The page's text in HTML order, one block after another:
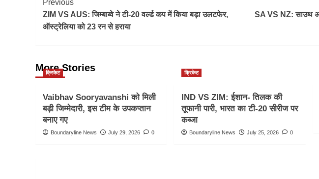
Post
Navigation
Previous
ZIM VS AUS: जिम्बाब्वे ने टी-20 वर्ल्ड कप में किया बड़ा उलटफेर,
ऑस्ट्रेलिया को 23 रन से हराया
SA VS NZ: साउथ
More Stories
क्रिकेट
Vaibhav Sooryavanshi को मिली
बड़ी जिम्मेदारी, इस टीम के उपकप्तान
बनाए गए
Boundaryline News July 29, 2026 0
क्रिकेट
IND VS ZIM: ईशान- तिलक की
तूफानी पारी, भारत का टी-20 सीरीज पर
कब्जा
Boundaryline News July 25, 2026 0